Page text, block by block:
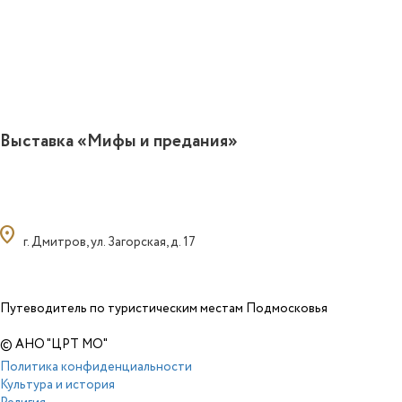
Выставка «Мифы и предания»
г. Дмитров, ул. Загорская, д. 17
Путеводитель по туристическим местам Подмосковья
© АНО "ЦРТ МО"
Политика конфиденциальности
Культура и история